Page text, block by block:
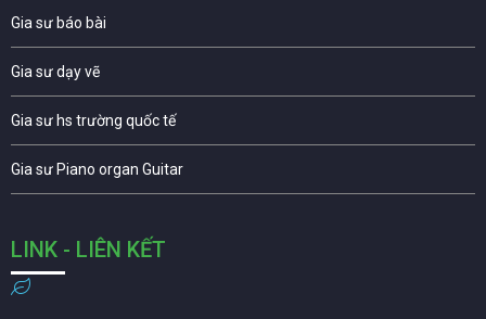
Gia sư báo bài
Gia sư dạy vẽ
Gia sư hs trường quốc tế
Gia sư Piano organ Guitar
LINK - LIÊN KẾT